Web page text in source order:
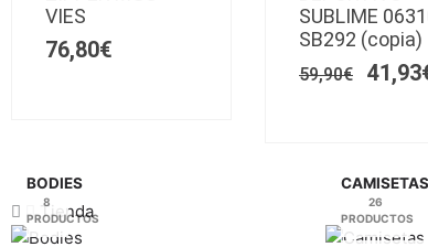
VIES
76,80€
Las
se
la
de
SUBLIME
SB292 (copia)
59,90€
41,93
Tienda
BODIES
8
PRODUCTOS
CAMISETAS
26
PRODUCTOS